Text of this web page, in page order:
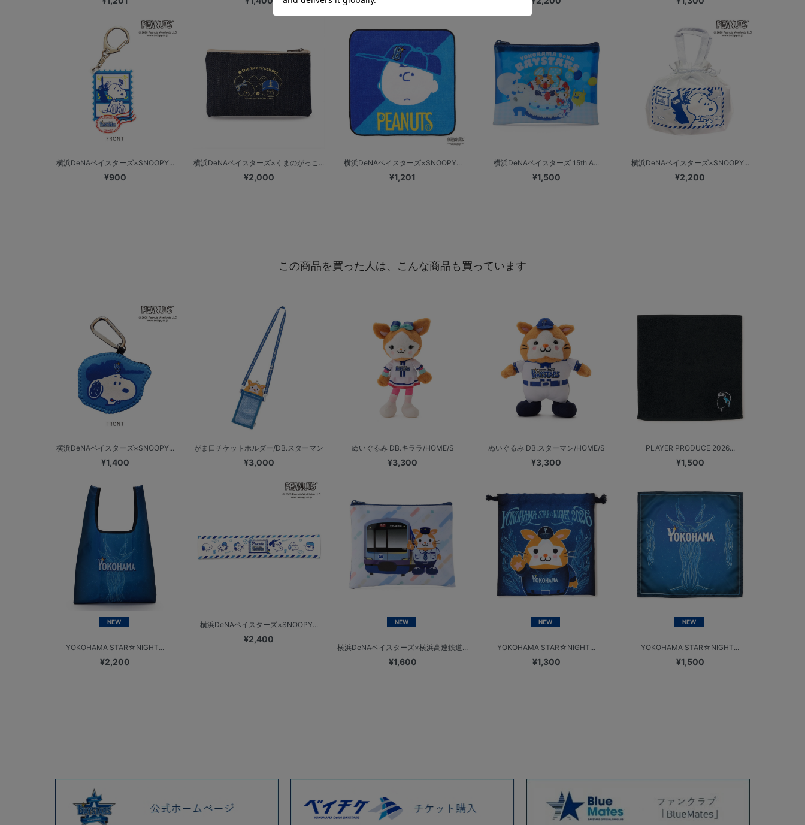
横浜DeNAベイスターズ×SNOOPY...
¥900
横浜DeNAベイスターズ×くまのがっこ...
¥2,000
横浜DeNAベイスターズ×SNOOPY...
¥1,201
横浜DeNAベイスターズ 15th A...
¥1,500
横浜DeNAベイスターズ×SNOOPY...
¥2,200
この商品を買った人は、こんな商品も買っています
横浜DeNAベイスターズ×SNOOPY...
¥1,400
がま口チケットホルダー/DB.スターマン
¥3,000
ぬいぐるみ DB.キララ/HOME/S
¥3,300
ぬいぐるみ DB.スターマン/HOME/S
¥3,300
PLAYER PRODUCE 2026...
¥1,500
NEW
YOKOHAMA STAR☆NIGHT...
¥2,200
横浜DeNAベイスターズ×SNOOPY...
¥2,400
NEW
横浜DeNAベイスターズ×横浜高速鉄道...
¥1,600
NEW
YOKOHAMA STAR☆NIGHT...
¥1,300
NEW
YOKOHAMA STAR☆NIGHT...
¥1,500